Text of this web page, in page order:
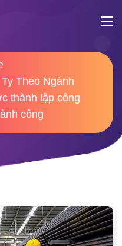
Theo Ngành
thành lập công
công